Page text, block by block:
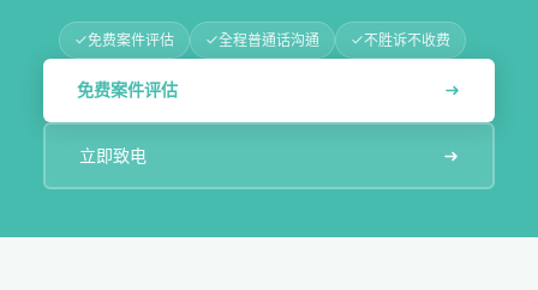
免费案件评估 全程普通话沟通 不胜诉不收费
免费案件评估
立即致电